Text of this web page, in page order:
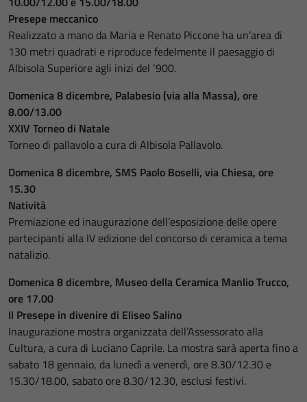
Presepe meccanico
Realizzato a mano da Maria e Renato Piccone ha un’area di
130 metri quadrati e riproduce fedelmente il paesaggio di
Albisola Superiore agli inizi del ‘900.
Domenica 8 dicembre, Palabesio (via alla Massa), ore
8.00/13.00
XXIV Torneo di Natale
Torneo di pallavolo a cura di Albisola Pallavolo.
Domenica 8 dicembre, SMS Paolo Boselli, via Chiesa, ore
15.30
Natività
Premiazione ed inaugurazione dell’esposizione delle opere
partecipanti alla IV edizione del concorso di ceramica a tema
natalizio.
Domenica 8 dicembre, Museo della Ceramica Manlio Trucco,
ore 17.00
Il Presepe in divenire di Eliseo Salino
Inaugurazione mostra organizzata dell’Assessorato alla
Cultura, a cura di Luciano Caprile. La mostra sarà aperta fino a
sabato 18 gennaio, da lunedì a venerdì, ore 8.30/12.30 e
15.30/18.00, sabato ore 8.30/12.30, esclusi festivi.